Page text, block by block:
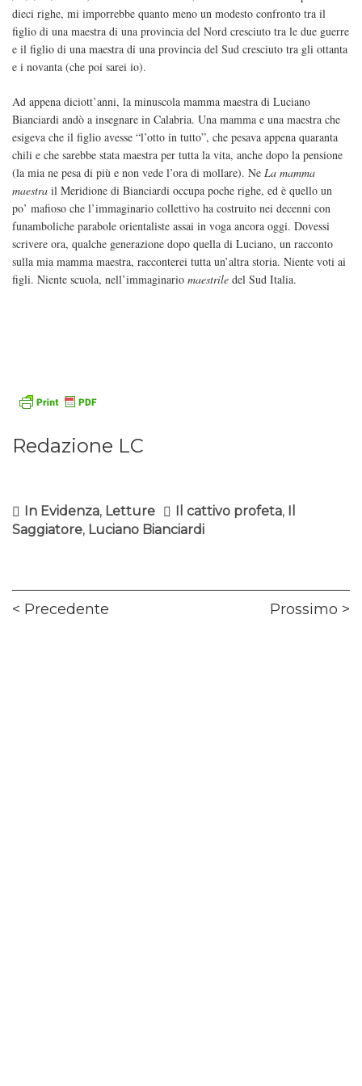
dieci righe, mi imporrebbe quanto meno un modesto confronto tra il
figlio di una maestra di una provincia del Nord cresciuto tra le due guerre
e il figlio di una maestra di una provincia del Sud cresciuto tra gli ottanta
e i novanta (che poi sarei io).
Ad appena diciott’anni, la minuscola mamma maestra di Luciano
Bianciardi andò a insegnare in Calabria. Una mamma e una maestra che
esigeva che il figlio avesse “l’otto in tutto”, che pesava appena quaranta
chili e che sarebbe stata maestra per tutta la vita, anche dopo la pensione
(la mia ne pesa di più e non vede l’ora di mollare). Ne La mamma
maestra il Meridione di Bianciardi occupa poche righe, ed è quello un
po’ mafioso che l’immaginario collettivo ha costruito nei decenni con
funamboliche parabole orientaliste assai in voga ancora oggi. Dovessi
scrivere ora, qualche generazione dopo quella di Luciano, un racconto
sulla mia mamma maestra, racconterei tutta un’altra storia. Niente voti ai
figli. Niente scuola, nell’immaginario maestrile del Sud Italia.
Redazione LC
In Evidenza, Letture Il cattivo profeta, Il
Saggiatore, Luciano Bianciardi
Navigazione
Precedente Prossimo